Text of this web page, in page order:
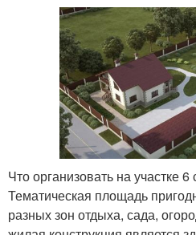
Что организовать на участке 6
Тематическая площадь
разных зон отдыха, сада,